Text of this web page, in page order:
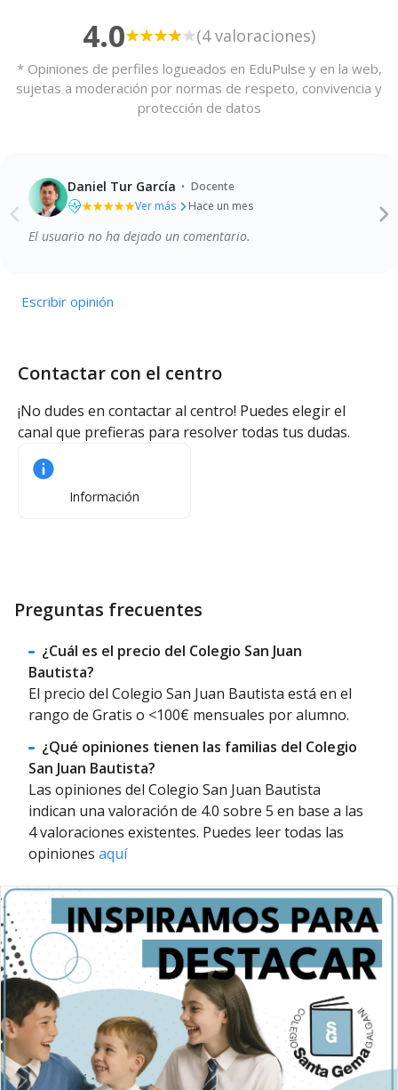
4.0 (4 valoraciones)
* Opiniones de perfiles logueados en EduPulse y en la web,
sujetas a moderación por normas de respeto, convivencia y
protección de datos
Daniel Tur García · Docente
Ver más
Hace un mes
Calidad de la enseñanza
El usuario no ha dejado un comentario.
Escribir opinión
Contactar con el centro
¡No dudes en contactar al centro! Puedes elegir el
canal que prefieras para resolver todas tus dudas.
Información
Preguntas frecuentes
¿Cuál es el precio del Colegio San Juan
Bautista?
El precio del Colegio San Juan Bautista está en el
rango de Gratis o <100€ mensuales por alumno.
¿Qué opiniones tienen las familias del Colegio
San Juan Bautista?
Las opiniones del Colegio San Juan Bautista
indican una valoración de 4.0 sobre 5 en base a las
4 valoraciones existentes. Puedes leer todas las
opiniones aquí